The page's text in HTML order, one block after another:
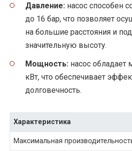
Давление: насос способен
до 16 бар, что позволяет
на большие расстояния и
значительную высоту.
Мощность: насос
кВт, что обеспечивает
долговечность.
Характеристика
Максимальная